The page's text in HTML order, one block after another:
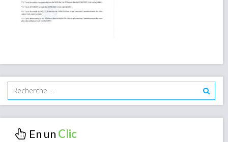
En un